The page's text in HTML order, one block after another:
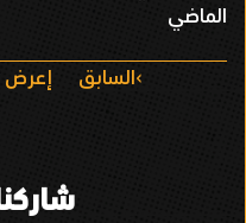
الماضي
السابق إعرض